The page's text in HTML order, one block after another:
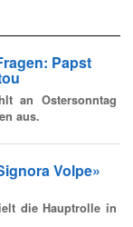
Papst
an Ostersonntag
aus.
Volpe»
die Hauptrolle in